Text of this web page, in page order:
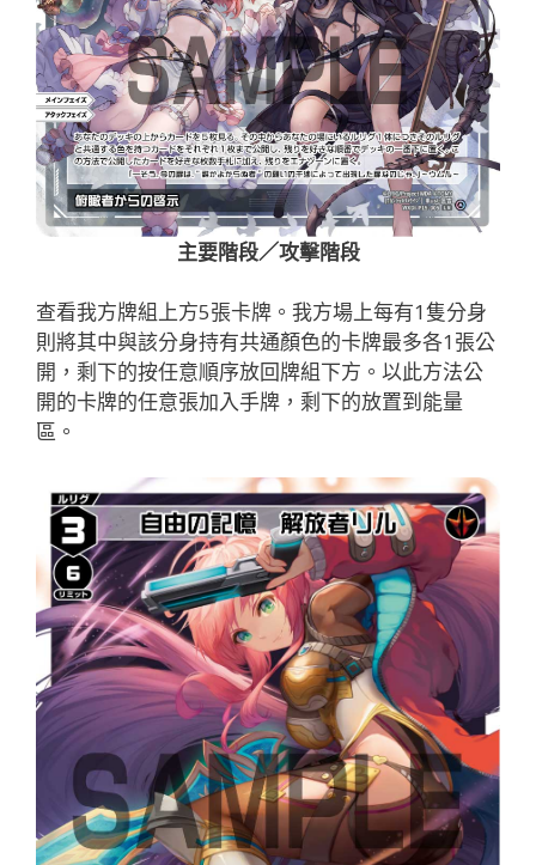
主要階段／攻擊階段
查看我方牌組上方5張卡牌。我方場上每有1隻分身
則將其中與該分身持有共通顏色的卡牌最多各1張公
開，剩下的按任意順序放回牌組下方。以此方法公
開的卡牌的任意張加入手牌，剩下的放置到能量
區。